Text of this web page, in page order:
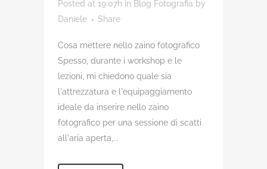
Posted at 19:07h in Blog Fotografia by
Daniele
Share
Cosa mettere nello zaino fotografico
Spesso, durante i workshop e le
lezioni, mi chiedono quale sia
l'attrezzatura e l'equipaggiamento
ideale da inserire nello zaino
fotografico per una sessione di scatti
all'aria aperta,...